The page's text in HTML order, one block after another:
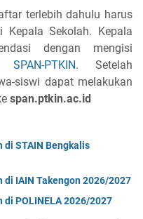
terlebih dahulu harus
Kepala Sekolah. Kepala
dengan mengisi
SPAN-PTKIN. Setelah
siswi dapat melakukan
span.ptkin.ac.id
STAIN Bengkalis
IAIN Takengon 2026/2027
POLINELA 2026/2027